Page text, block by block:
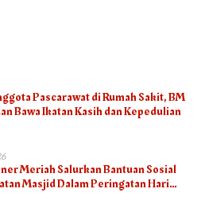
Pascarawat di Rumah Sakit, BM
Bawa Ikatan Kasih dan Kepedulian
Meriah Salurkan Bantuan Sosial
Masjid Dalam Peringatan Hari